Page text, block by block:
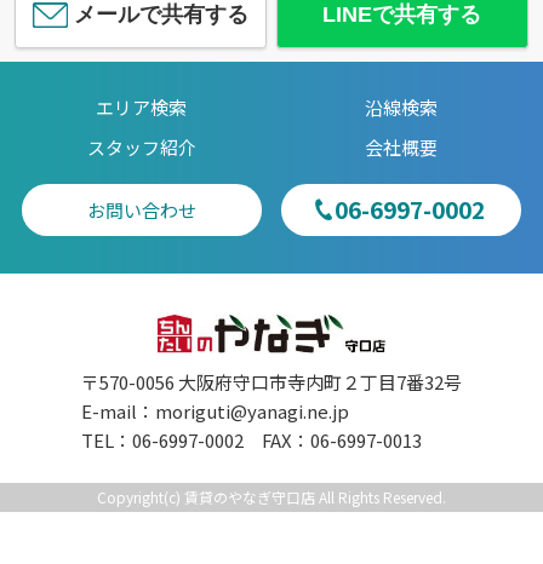
メールで共有する LINEで共有する
エリア検索
沿線検索
スタッフ紹介
会社概要
お問い合わせ 06-6997-0002
〒570-0056 大阪府守口市寺内町２丁目7番32号
E-mail： moriguti@yanagi.ne.jp
TEL：06-6997-0002 FAX：06-6997-0013
Copyright(c) 賃貸のやなぎ守口店 All Rights Reserved.